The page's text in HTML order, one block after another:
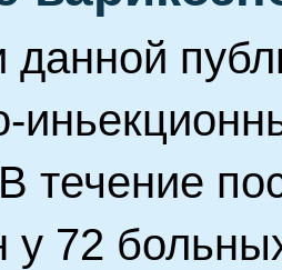
данной
течение
у 72